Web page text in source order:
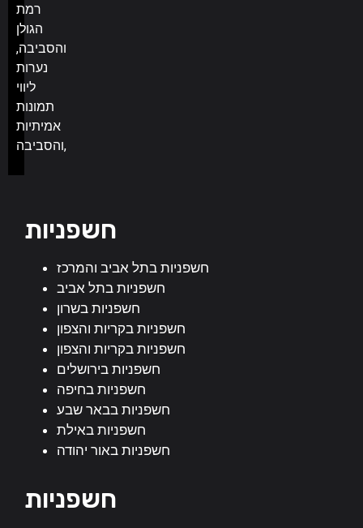
רמת
הגולן
והסביבה,
נערות
ליווי
תמונות
אמיתיות
והסביבה,
חשפניות
חשפניות בתל אביב והמרכז
חשפניות בתל אביב
חשפניות בשרון
חשפניות בקריות והצפון
חשפניות בקריות והצפון
חשפניות בירושלים
חשפניות בחיפה
חשפניות בבאר שבע
חשפניות באילת
חשפניות באור יהודה
חשפניות